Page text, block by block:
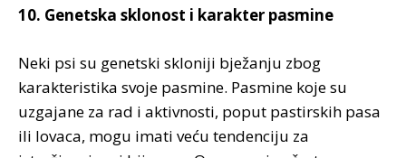
10. Genetska sklonost i karakter pasmine
Neki psi su genetski skloniji bježanju zbog
karakteristika svoje pasmine. Pasmine koje su
uzgajane za rad i aktivnosti, poput pastirskih pasa
ili lovaca, mogu imati veću tendenciju za